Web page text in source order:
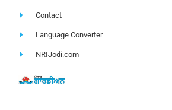
Contact
Language Converter
NRIJodi.com